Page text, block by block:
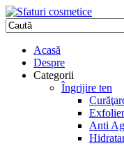
Acasă
Despre
Categorii
Îngrijire ten
Anti